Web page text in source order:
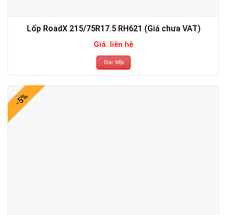
Lốp RoadX 215/75R17.5 RH621 (Giá chưa VAT)
Giá: liên hệ
Đọc tiếp
-5%